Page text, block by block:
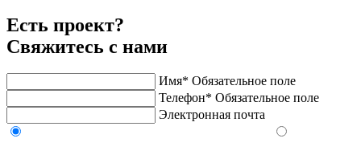
Есть проект?
Свяжитесь с нами
Имя* Обязательное поле
Телефон* Обязательное поле
Электронная почта